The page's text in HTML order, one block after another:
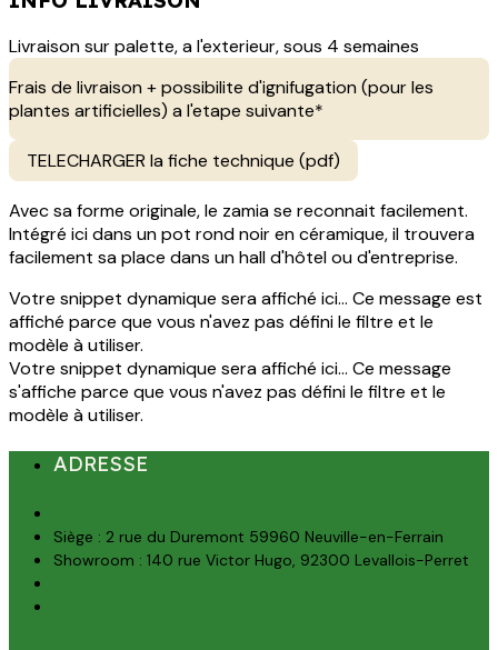
Livraison sur palette, a l'exterieur, sous 4 semaines
Frais de livraison + possibilite d'ignifugation (pour les
plantes artificielles) a l'etape suivante*
TELECHARGER la fiche technique (pdf)
Avec sa forme originale, le zamia se reconnait facilement.
Intégré ici dans un pot rond noir en céramique, il trouvera
facilement sa place dans un hall d'hôtel ou d'entreprise.
Votre snippet dynamique sera affiché ici... Ce message est
affiché parce que vous n'avez pas défini le filtre et le
modèle à utiliser.
Votre snippet dynamique sera affiché ici... Ce message
s'affiche parce que vous n'avez pas défini le filtre et le
modèle à utiliser.
ADRESSE
Siège : 2 rue du Duremont 59960 Neuville-en-Ferrain
Showroom : 140 rue Victor Hugo, 92300 Levallois-Perret